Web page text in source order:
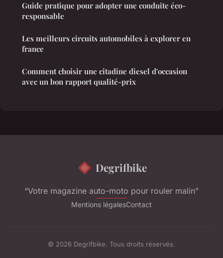
Guide pratique pour adopter une conduite éco-
responsable
Les meilleurs circuits automobiles à explorer en
france
Comment choisir une citadine diesel d'occasion
avec un bon rapport qualité-prix
Degrifbike
“Votre magazine auto-moto pour rouler malin”
Mentions légalesContact
© 2026 Degrifbike. Tous droits réservés.